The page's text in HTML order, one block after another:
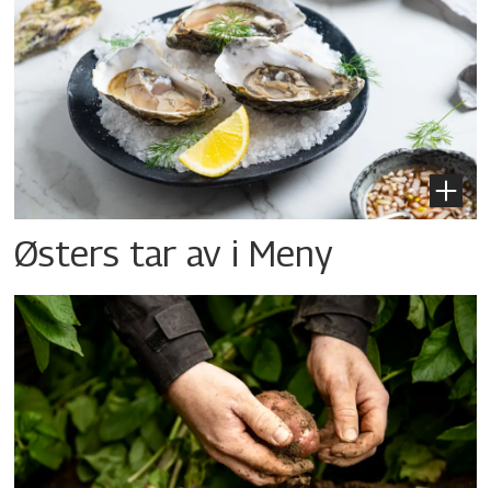
Østers tar av i Meny